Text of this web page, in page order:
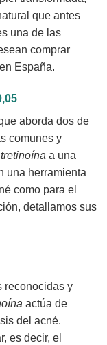
que antes
una de las
comprar
España.
aborda dos de
comunes y
tretinoína a una
una herramienta
como para el
detallamos sus
reconocidas y
actúa de
del acné.
es decir, el